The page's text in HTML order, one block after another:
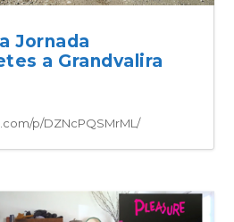
Jornada
a Grandvalira
p/DZNcPQSMrML/